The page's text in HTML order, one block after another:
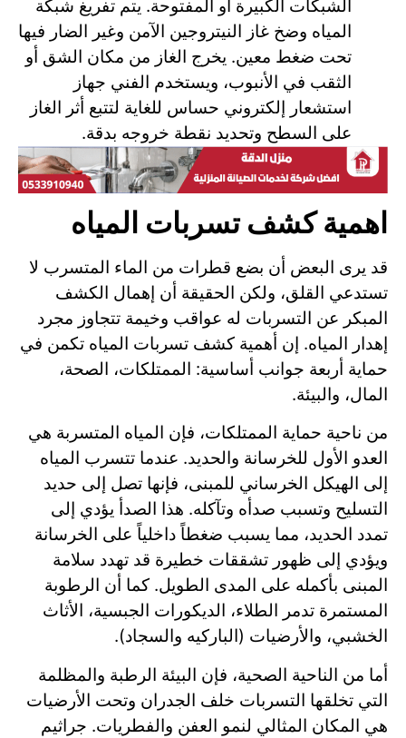
الشبكات الكبيرة أو المفتوحة. يتم تفريغ شبكة
المياه وضخ غاز النيتروجين الآمن وغير الضار فيها
تحت ضغط معين. يخرج الغاز من مكان الشق أو
الثقب في الأنبوب، ويستخدم الفني جهاز
استشعار إلكتروني حساس للغاية لتتبع أثر الغاز
على السطح وتحديد نقطة خروجه بدقة.
اهمية كشف تسربات المياه
قد يرى البعض أن بضع قطرات من الماء المتسرب لا
تستدعي القلق، ولكن الحقيقة أن إهمال الكشف
المبكر عن التسربات له عواقب وخيمة تتجاوز مجرد
إهدار المياه. إن أهمية كشف تسربات المياه تكمن في
حماية أربعة جوانب أساسية: الممتلكات، الصحة،
المال، والبيئة.
من ناحية حماية الممتلكات، فإن المياه المتسربة هي
العدو الأول للخرسانة والحديد. عندما تتسرب المياه
إلى الهيكل الخرساني للمبنى، فإنها تصل إلى حديد
التسليح وتسبب صدأه وتآكله. هذا الصدأ يؤدي إلى
تمدد الحديد، مما يسبب ضغطاً داخلياً على الخرسانة
ويؤدي إلى ظهور تشققات خطيرة قد تهدد سلامة
المبنى بأكمله على المدى الطويل. كما أن الرطوبة
المستمرة تدمر الطلاء، الديكورات الجبسية، الأثاث
الخشبي، والأرضيات (الباركيه والسجاد).
أما من الناحية الصحية، فإن البيئة الرطبة والمظلمة
التي تخلقها التسربات خلف الجدران وتحت الأرضيات
هي المكان المثالي لنمو العفن والفطريات. جراثيم